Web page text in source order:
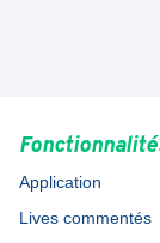
Application
Lives commentés